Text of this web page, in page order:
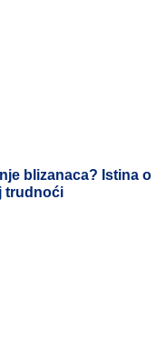
blizanaca? Istina o
trudnoći